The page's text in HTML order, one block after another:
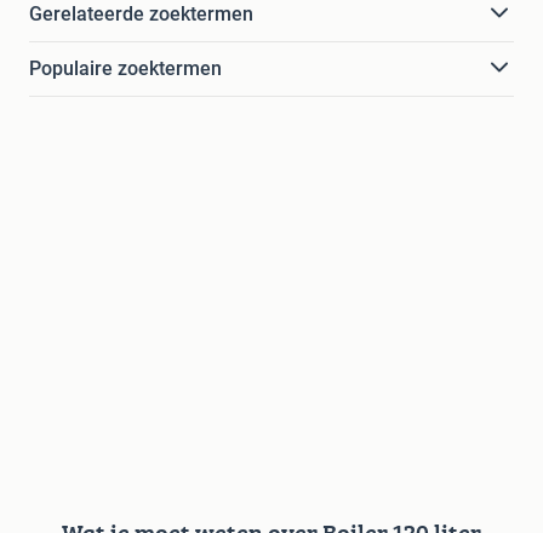
Gerelateerde zoektermen
Populaire zoektermen